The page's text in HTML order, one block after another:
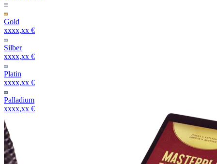
Gold
xxxx,xx €
Silber
xxxx,xx €
Platin
xxxx,xx €
Palladium
xxxx,xx €